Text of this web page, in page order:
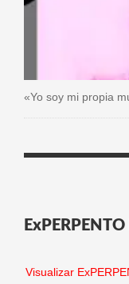
«Yo soy mi propia
Visualizar